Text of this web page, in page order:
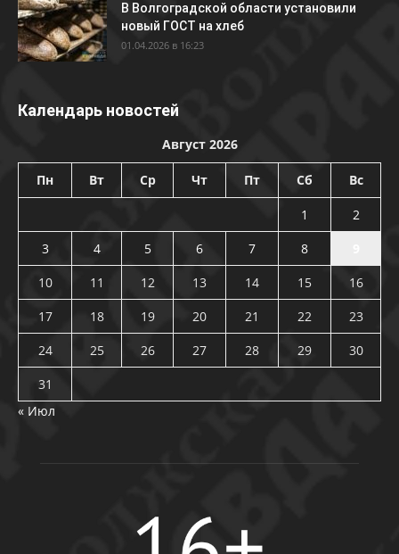
В Волгоградской области установили
новый ГОСТ на хлеб
01.04.2026 в 16:23
Календарь новостей
Август 2026
Пн Вт Ср Чт Пт Сб Вс
1
2
3
4 5 6 7 8
10
11 12 13 14 15
16
17
18 19 20 21 22
23
24
25 26 27 28 29
30
31
« Июл